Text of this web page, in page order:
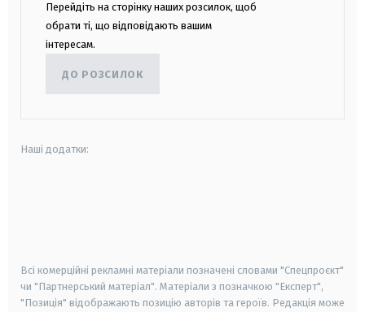
Перейдіть на сторінку наших розсилок, щоб
обрати ті, що відповідають вашим
інтересам.
ДО РОЗСИЛОК
Наші додатки:
Всі комерційні рекламні матеріали позначені словами "Спецпроєкт"
чи "Партнерський матеріал". Матеріали з позначкою "Експерт",
"Позиція" відображають позицію авторів та героїв. Редакція може